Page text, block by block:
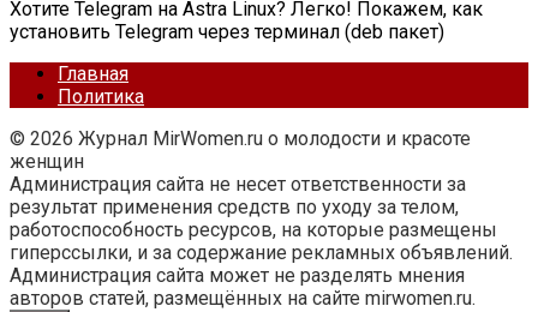
Хотите Telegram на Astra Linux? Легко! Покажем, как
установить Telegram через терминал (deb пакет)
Главная
Политика
© 2026 Журнал MirWomen.ru о молодости и красоте
женщин
Администрация сайта не несет ответственности за
результат применения средств по уходу за телом,
работоспособность ресурсов, на которые размещены
гиперссылки, и за содержание рекламных объявлений.
Администрация сайта может не разделять мнения
авторов статей, размещённых на сайте mirwomen.ru.